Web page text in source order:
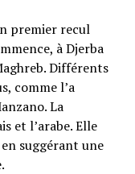
premier recul
à Djerba
Différents
comme l’a
La
et l’arabe. Elle
suggérant une